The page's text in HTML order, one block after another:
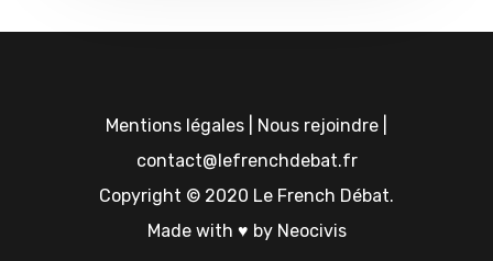
Mentions légales Nous rejoindre
contact@lefrenchdebat.fr
Copyright © 2020 Le French Débat.
Made with ♥ by Neocivis